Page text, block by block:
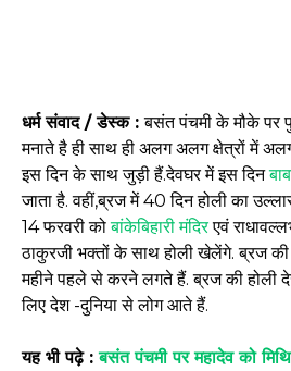
धर्म संवाद / डेस्क :बसंत पंचमी के मौके पर
मनाते है ही साथ ही अलग अलग क्षेत्रों में
इस दिन के साथ जुड़ी हैं.देवघर में इस दिन
जाता है. वहीं,ब्रज में 40 दिन होली का
14 फरवरी कोबांकेबिहारी मंदिरएवं
ठाकुरजी भक्तों के साथ होली खेलेंगे. ब्रज की
महीने पहले से करने लगते हैं. ब्रज की
लिए देश -दुनिया से लोग आते हैं.
यह भी पढ़े :बसंत पंचमी पर महादेव को